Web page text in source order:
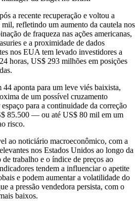
a recente recuperação e voltou a
refletindo um aumento da cautela nos
de fraqueza nas ações americanas,
e a proximidade de dados
nos EUA tem levado investidores a
horas, US$ 293 milhões em posições
aponta para um leve viés baixista,
de um possível cruzamento
para a continuidade da correção
85.500 — ou até US$ 80 mil em um
risco.
ao noticiário macroeconômico, com a
nos Estados Unidos ao longo da
trabalho e o índice de preços ao
tendem a influenciar o apetite
e podem aumentar a volatilidade do
a pressão vendedora persista, com o
baixos.